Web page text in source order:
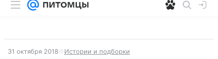
31 октября 2018 Истории и подборки